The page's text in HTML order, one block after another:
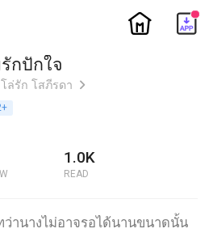
ic_home
กปักใจ
ล่รัก โสภีรดา ic_arrow_right
+
1.0K
READ
านางไม่อาจรอได้นานขนาดนั้น